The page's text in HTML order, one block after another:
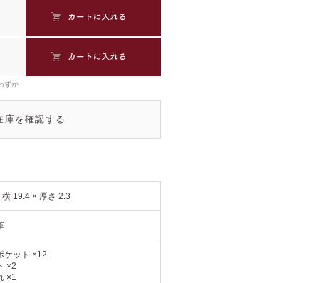
ずか
庫を確認する
19.4 × 厚さ 2.3
ケット ×12
×2
×1